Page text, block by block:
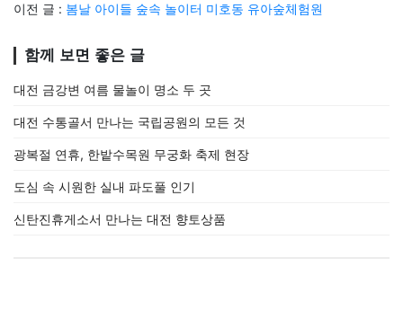
이전 글 : 봄날 아이들 숲속 놀이터 미호동 유아숲체험원
함께 보면 좋은 글
대전 금강변 여름 물놀이 명소 두 곳
대전 수통골서 만나는 국립공원의 모든 것
광복절 연휴, 한밭수목원 무궁화 축제 현장
도심 속 시원한 실내 파도풀 인기
신탄진휴게소서 만나는 대전 향토상품